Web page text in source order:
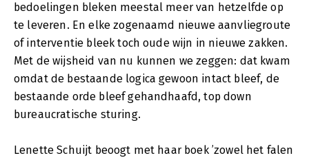
bedoelingen bleken meestal meer van hetzelfde op
te leveren. En elke zogenaamd nieuwe aanvliegroute
of interventie bleek toch oude wijn in nieuwe zakken.
Met de wijsheid van nu kunnen we zeggen: dat kwam
omdat de bestaande logica gewoon intact bleef, de
bestaande orde bleef gehandhaafd, top down
bureaucratische sturing.
Lenette Schuijt beoogt met haar boek ’zowel het falen